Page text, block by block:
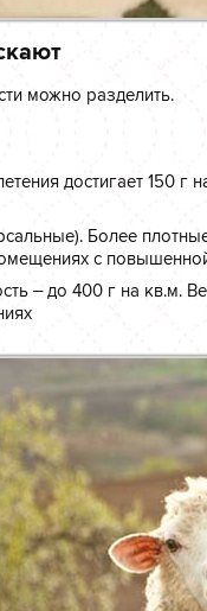
можно разделить.
достигает 150
Более
с
– до 400 г на кв.м.